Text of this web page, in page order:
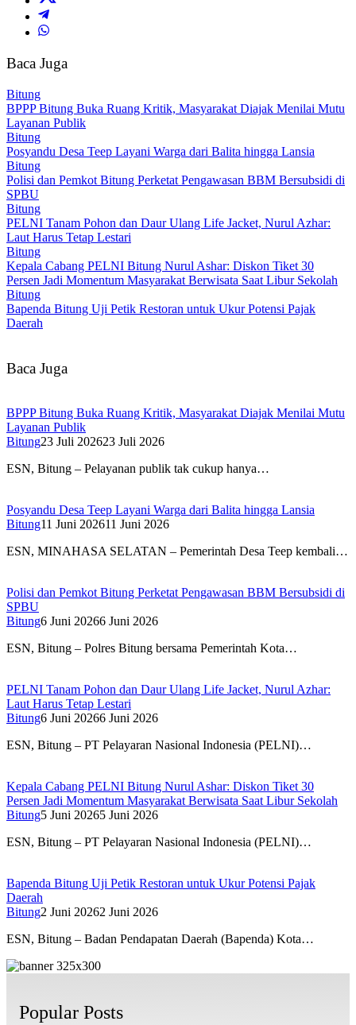
Baca Juga
Bitung
BPPP Bitung Buka Ruang Kritik, Masyarakat Diajak Menilai Mutu
Layanan Publik
Bitung
Posyandu Desa Teep Layani Warga dari Balita hingga Lansia
Bitung
Polisi dan Pemkot Bitung Perketat Pengawasan BBM Bersubsidi di
SPBU
Bitung
PELNI Tanam Pohon dan Daur Ulang Life Jacket, Nurul Azhar:
Laut Harus Tetap Lestari
Bitung
Kepala Cabang PELNI Bitung Nurul Ashar: Diskon Tiket 30
Persen Jadi Momentum Masyarakat Berwisata Saat Libur Sekolah
Bitung
Bapenda Bitung Uji Petik Restoran untuk Ukur Potensi Pajak
Daerah
Baca Juga
BPPP Bitung Buka Ruang Kritik, Masyarakat Diajak Menilai Mutu
Layanan Publik
Bitung23 Juli 202623 Juli 2026
ESN, Bitung – Pelayanan publik tak cukup hanya…
Posyandu Desa Teep Layani Warga dari Balita hingga Lansia
Bitung11 Juni 202611 Juni 2026
ESN, MINAHASA SELATAN – Pemerintah Desa Teep kembali…
Polisi dan Pemkot Bitung Perketat Pengawasan BBM Bersubsidi di
SPBU
Bitung6 Juni 20266 Juni 2026
ESN, Bitung – Polres Bitung bersama Pemerintah Kota…
PELNI Tanam Pohon dan Daur Ulang Life Jacket, Nurul Azhar:
Laut Harus Tetap Lestari
Bitung6 Juni 20266 Juni 2026
ESN, Bitung – PT Pelayaran Nasional Indonesia (PELNI)…
Kepala Cabang PELNI Bitung Nurul Ashar: Diskon Tiket 30
Persen Jadi Momentum Masyarakat Berwisata Saat Libur Sekolah
Bitung5 Juni 20265 Juni 2026
ESN, Bitung – PT Pelayaran Nasional Indonesia (PELNI)…
Bapenda Bitung Uji Petik Restoran untuk Ukur Potensi Pajak
Daerah
Bitung2 Juni 20262 Juni 2026
ESN, Bitung – Badan Pendapatan Daerah (Bapenda) Kota…
Popular Posts